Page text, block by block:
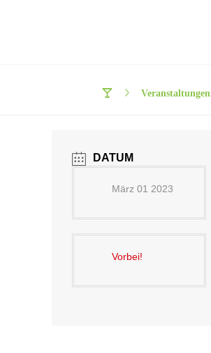
Veranstaltungen
DATUM
März 01 2023
Vorbei!